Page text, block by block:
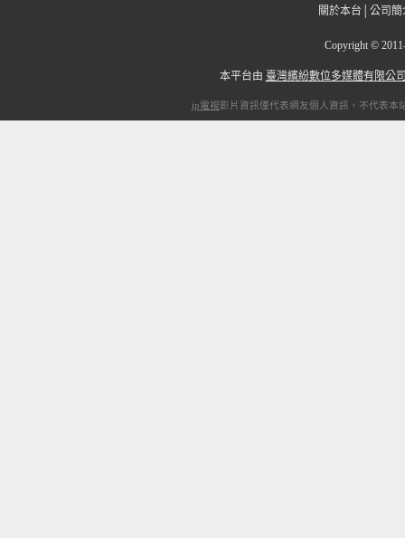
關於本台 公司簡
Copyright ©
本平台由 臺灣繽紛數位多媒體有限公
ip電視影片資訊僅代表網友個人資訊，不代表本